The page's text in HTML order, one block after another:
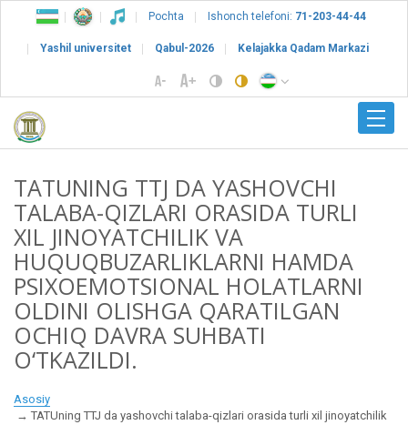
Pochta Ishonch telefoni: 71-203-44-44
Yashil universitet Qabul-2026 Kelajakka Qadam Markazi
TATUNING TTJ DA YASHOVCHI
TALABA-QIZLARI ORASIDA TURLI
XIL JINOYATCHILIK VA
HUQUQBUZARLIKLARNI HAMDA
PSIXOEMOTSIONAL HOLATLARNI
OLDINI OLISHGA QARATILGAN
OCHIQ DAVRA SUHBATI
O‘TKAZILDI.
Asosiy
TATUning TTJ da yashovchi talaba-qizlari orasida turli xil jinoyatchilik